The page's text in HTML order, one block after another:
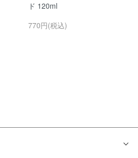
ド 120ml
770円(税込)